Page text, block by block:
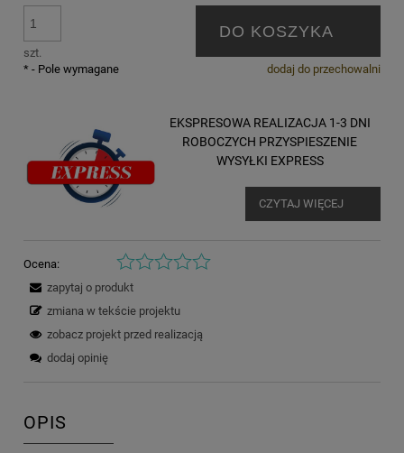
szt.
DO KOSZYKA
dodaj do przechowalni
* - Pole wymagane
EKSPRESOWA REALIZACJA 1-3 DNI
ROBOCZYCH PRZYSPIESZENIE
WYSYŁKI EXPRESS
CZYTAJ WIĘCEJ
Ocena:
zapytaj o produkt
zmiana w tekście projektu
zobacz projekt przed realizacją
dodaj opinię
OPIS